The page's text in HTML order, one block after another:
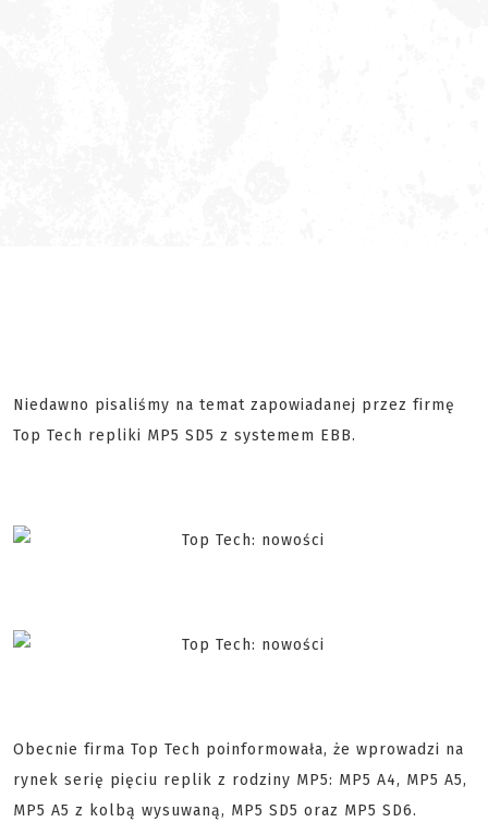
Niedawno pisaliśmy na temat zapowiadanej przez firmę
Top Tech repliki MP5 SD5 z systemem EBB.
Obecnie firma Top Tech poinformowała, że wprowadzi na
rynek serię pięciu replik z rodziny MP5: MP5 A4, MP5 A5,
MP5 A5 z kolbą wysuwaną, MP5 SD5 oraz MP5 SD6.